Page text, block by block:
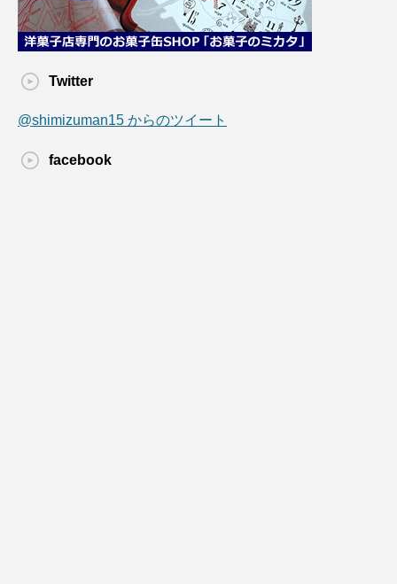
Twitter
@shimizuman15 からのツイート
facebook